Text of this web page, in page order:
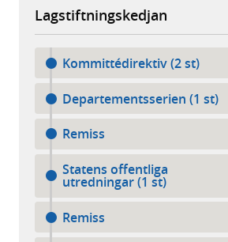
Lagstiftningskedjan
Kommittédirektiv (2 st)
Departementsserien (1 st)
Remiss
Statens offentliga
utredningar (1 st)
Remiss